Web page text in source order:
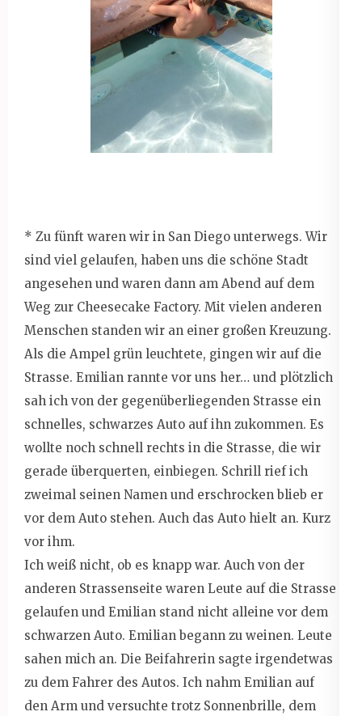
* Zu fünft waren wir in San Diego unterwegs. Wir
sind viel gelaufen, haben uns die schöne Stadt
angesehen und waren dann am Abend auf dem
Weg zur Cheesecake Factory. Mit vielen anderen
Menschen standen wir an einer großen Kreuzung.
Als die Ampel grün leuchtete, gingen wir auf die
Strasse. Emilian rannte vor uns her… und plötzlich
sah ich von der gegenüberliegenden Strasse ein
schnelles, schwarzes Auto auf ihn zukommen. Es
wollte noch schnell rechts in die Strasse, die wir
gerade überquerten, einbiegen. Schrill rief ich
zweimal seinen Namen und erschrocken blieb er
vor dem Auto stehen. Auch das Auto hielt an. Kurz
vor ihm.
Ich weiß nicht, ob es knapp war. Auch von der
anderen Strassenseite waren Leute auf die Strasse
gelaufen und Emilian stand nicht alleine vor dem
schwarzen Auto. Emilian begann zu weinen. Leute
sahen mich an. Die Beifahrerin sagte irgendetwas
zu dem Fahrer des Autos. Ich nahm Emilian auf
den Arm und versuchte trotz Sonnenbrille, dem